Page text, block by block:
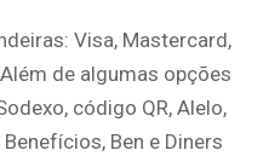
Visa, Mastercard,
de algumas opções
código QR, Alelo,
Ben e Diners